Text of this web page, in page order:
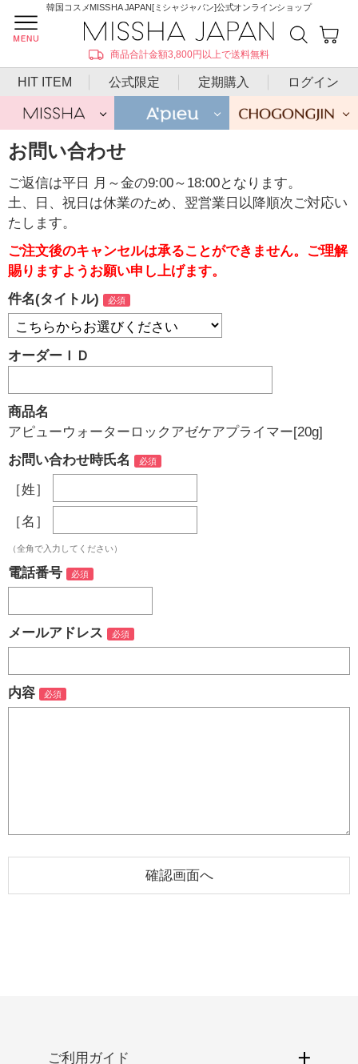
韓国コスメMISSHA JAPAN[ミシャジャパン]公式オンラインショップ
商品合計金額3,800円以上で送料無料
HIT ITEM 公式限定 定期購入 ログイン
お問い合わせ
ご返信は平日 月～金の9:00～18:00となります。
土、日、祝日は休業のため、翌営業日以降順次ご対応い
たします。
ご注文後のキャンセルは承ることができません。ご理解
賜りますようお願い申し上げます。
件名(タイトル)
オーダーＩＤ
商品名
アピューウォーターロックアゼケアプライマー[20g]
お問い合わせ時氏名
［姓］
［名］
（全角で入力してください）
電話番号
メールアドレス
内容
ご利用ガイド